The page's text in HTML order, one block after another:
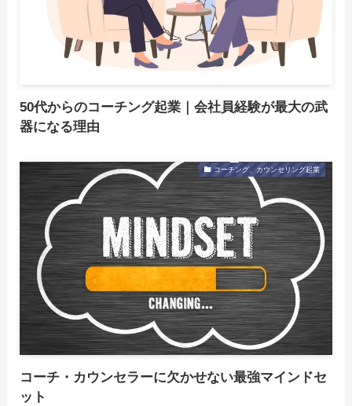
50代からのコーチング起業｜会社員経験が最大の武
器になる理由
コーチング、カウンセリング起業
コーチ・カウンセラーに欠かせない最強マインドセ
ット